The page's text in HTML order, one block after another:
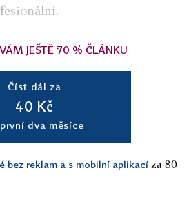
JEŠTĚ 70 % ČLÁNKU
Číst dál za
40 Kč
dva měsíce
bez reklam a s mobilní aplikací za 80